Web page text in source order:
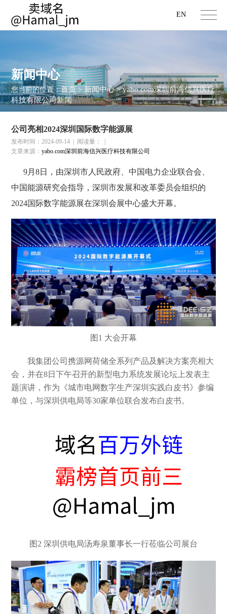
EN
新闻中心
您当前的位置：首页>新闻中心>yabo.com深圳前海信兴医疗
科技有限公司新闻
公司亮相2024深圳国际数字能源展
发布时间：2024-09-14 阅读量：
文章来源：yabo.com深圳前海信兴医疗科技有限公司
9月8日，由深圳市人民政府、中国电力企业联合会、
中国能源研究会指导，深圳市发展和改革委员会组织的
2024国际数字能源展在深圳会展中心盛大开幕。
图1 大会开幕
我集团公司携源网荷储全系列产品及解决方案亮相大
会，并在8日下午召开的新型电力系统发展论坛上发表主
题演讲，作为《城市电网数字生产深圳实践白皮书》参编
单位，与深圳供电局等30家单位联合发布白皮书。
图 2 深圳供电局汤寿泉董事长一行莅临公司展台